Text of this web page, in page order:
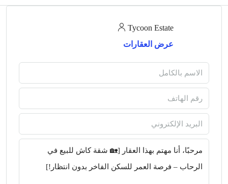
Tycoon Estate
عرض العقارات